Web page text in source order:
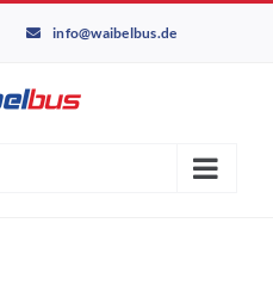
info@waibelbus.de